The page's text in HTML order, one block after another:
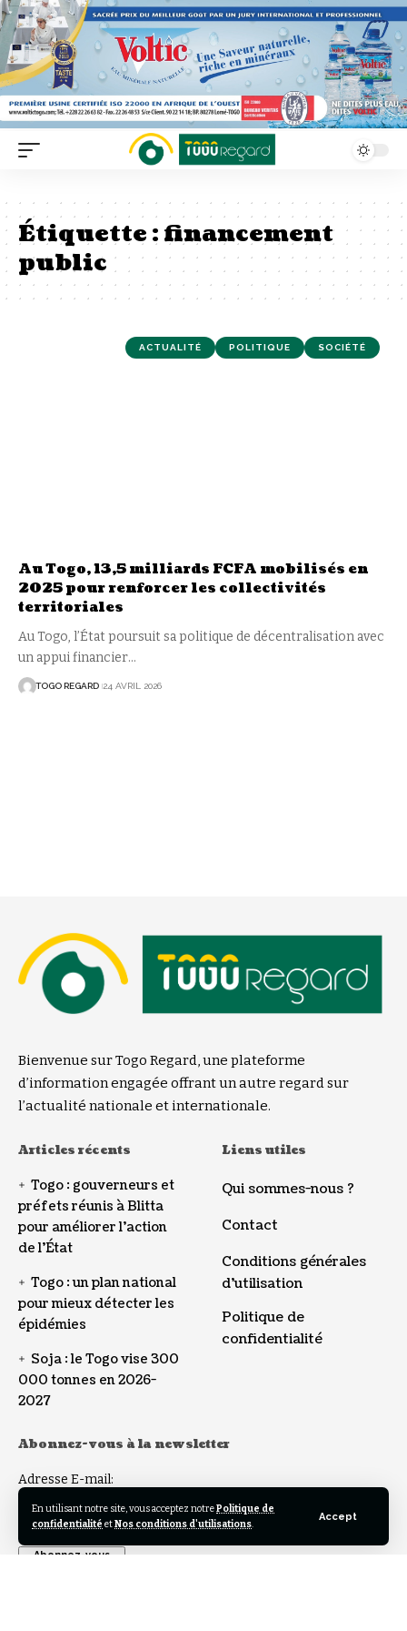
En utilisant notre site, vous acceptez notrePolitique de
confidentialité etNos conditions d'utilisations.
Accept
Étiquette :financement
public
ACTUALITÉ POLITIQUE SOCIÉTÉ
Au Togo, 13,5 milliards FCFA mobilisés en
2025 pour renforcer les collectivités
territoriales
Au Togo, l’État poursuit sa politique de décentralisation avec
un appui financier…
TOGO REGARD 24 AVRIL 2026
Bienvenue sur Togo Regard, une plateforme
d’information engagée offrant un autre regard sur
l’actualité nationale et internationale.
Articles récents
Togo : gouverneurs et
préfets réunis à Blitta
pour améliorer l’action
de l’État
Togo : un plan national
pour mieux détecter les
épidémies
Soja : le Togo vise 300
000 tonnes en 2026-
2027
Liens utiles
Qui sommes-nous ?
Contact
Conditions générales
d’utilisation
Politique de
confidentialité
Abonnez-vous à la newsletter
Adresse E-mail: